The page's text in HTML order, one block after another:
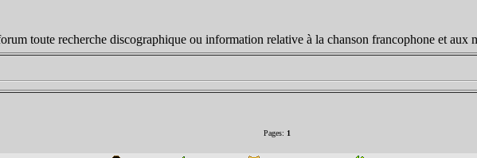
toute recherche discographique ou information relative à la chanson francophone et aux
Pages: 1